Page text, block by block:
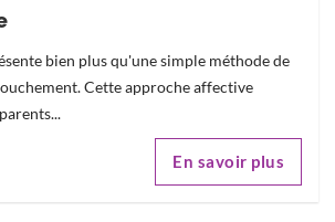
bien plus qu'une simple méthode de
Cette approche affective
En savoir plus